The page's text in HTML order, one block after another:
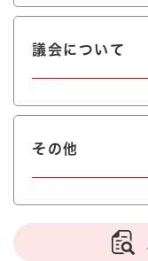
議会について
その他